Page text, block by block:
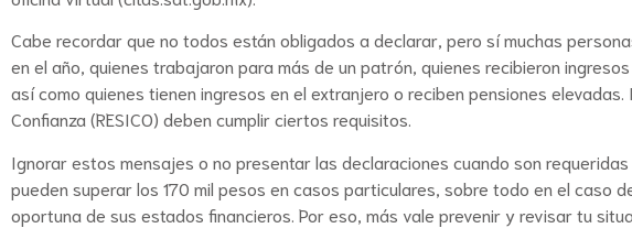
Cabe recordar que no todos están obligados a declarar, pero sí muchas
en el año, quienes trabajaron para más de un patrón, quienes recibieron
así como quienes tienen ingresos en el extranjero o reciben pensiones
Confianza (RESICO) deben cumplir ciertos requisitos.
Ignorar estos mensajes o no presentar las declaraciones cuando son
pueden superar los 170 mil pesos en casos particulares, sobre todo en el caso
oportuna de sus estados financieros. Por eso, más vale prevenir y revisar tu